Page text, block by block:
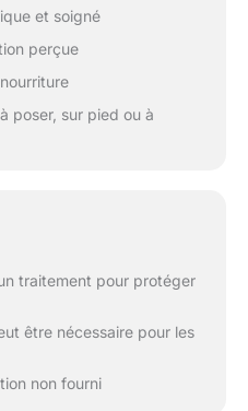
et soigné
perçue
poser, sur pied ou à
traitement pour protéger
être nécessaire pour les
non fourni